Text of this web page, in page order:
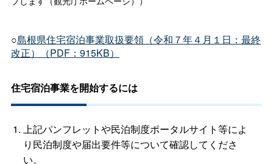
○島根県住宅宿泊事業取扱要領（令和７年４月１日：最終
改正）（PDF：915KB）
住宅宿泊事業を開始するには
上記パンフレットや民泊制度ポータルサイト等によ
り民泊制度や届出要件等について確認してくださ
い。